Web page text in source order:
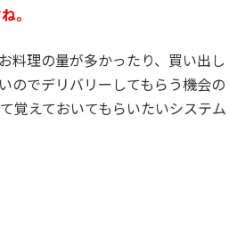
。
料理の量が多かったり、買い出し
のでデリバリーしてもらう機会の
覚えておいてもらいたいシステム